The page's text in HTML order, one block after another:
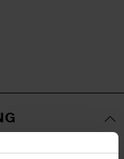
sich zur dekorativen